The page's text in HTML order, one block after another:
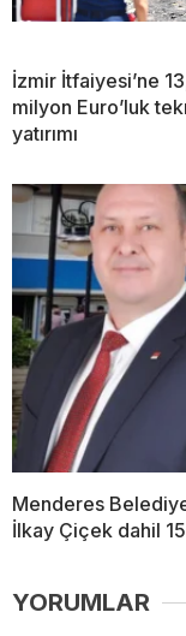
İzmir İtfaiyesi’ne
milyon Euro’luk
yatırımı
Menderes
İlkay Çiçek dahil
YORUMLAR